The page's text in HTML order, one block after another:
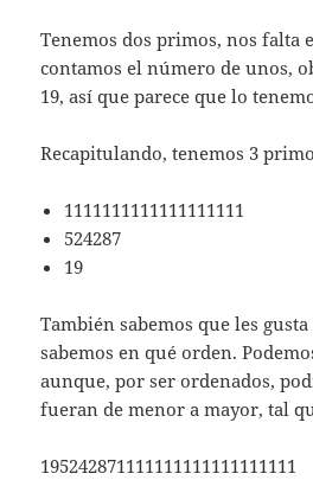
Tenemos dos primos, nos falta
contamos el número de unos,
19, así que parece que lo
Recapitulando, tenemos 3
1111111111111111111
524287
19
También sabemos que les
sabemos en qué orden.
aunque, por ser ordenados,
fueran de menor a mayor, tal
195242871111111111111111111